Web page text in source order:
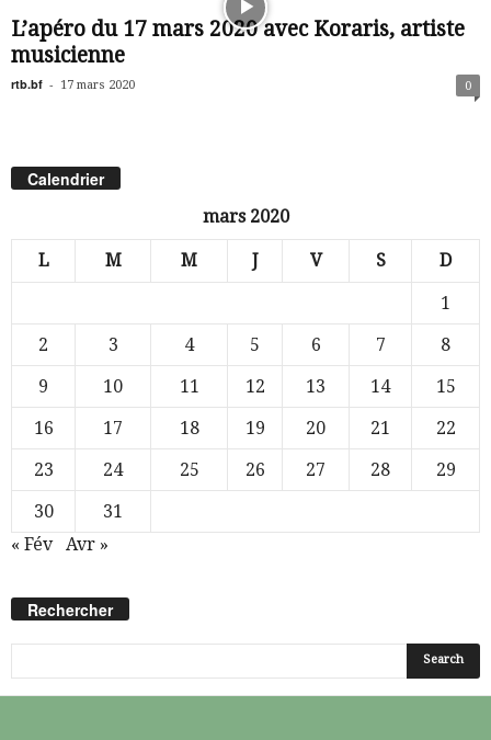
L’apéro du 17 mars 2020 avec Koraris, artiste
musicienne
rtb.bf - 17 mars 2020 0
Calendrier
mars 2020
L M M J V S D
1
2
3 4 5 6 7
8
9
10 11 12 13 14
15
16
17 18 19 20 21
22
23
24 25 26 27 28
29
30
31
« Fév
Avr »
Rechercher